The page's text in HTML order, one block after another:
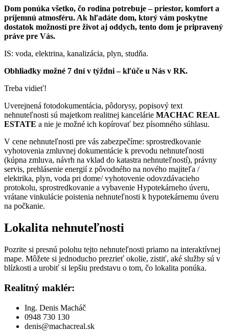
Dom ponúka všetko, čo rodina potrebuje – priestor, komfort a
príjemnú atmosféru. Ak hľadáte dom, ktorý vám poskytne
dostatok možností pre život aj oddych, tento dom je pripravený
práve pre Vás.
IS: voda, elektrina, kanalizácia, plyn, studňa.
Obhliadky možné 7 dní v týždni – kľúče u Nás v RK.
Treba vidieť!
Uverejnená fotodokumentácia, pôdorysy, popisový text
nehnuteľnosti sú majetkom realitnej kancelárie MACHAC REAL
ESTATE a nie je možné ich kopírovať bez písomného súhlasu.
V cene nehnuteľnosti pre vás zabezpečíme: sprostredkovanie
vyhotovenia zmluvnej dokumentácie k prevodu nehnuteľnosti
(kúpna zmluva, návrh na vklad do katastra nehnuteľností), právny
servis, prehlásenie energií z pôvodného na nového majiteľa /
elektrika, plyn, voda pri dome/ vyhotovenie odovzdávacieho
protokolu, sprostredkovanie a vybavenie Hypotekárneho úveru,
vrátane vinkulácie poistenia nehnuteľnosti k hypotekárnemu úveru
na počkanie.
Lokalita nehnuteľnosti
Pozrite si presnú polohu tejto nehnuteľnosti priamo na interaktívnej
mape. Môžete si jednoducho prezrieť okolie, zistiť, aké služby sú v
blízkosti a urobiť si lepšiu predstavu o tom, čo lokalita ponúka.
Realitný maklér:
Ing. Denis Macháč
0948 730 130
denis@machacreal.sk